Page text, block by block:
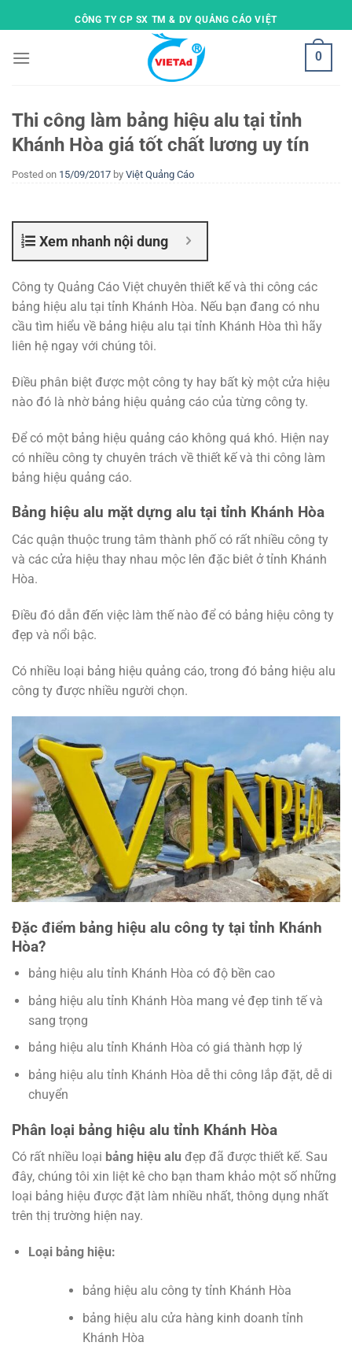
to
CÔNG TY CP SX TM & DV QUẢNG CÁO VIỆT
0
Thi công làm bảng hiệu alu tại tỉnh
Khánh Hòa giá tốt chất lương uy tín
Posted on 15/09/2017 by Việt Quảng Cáo
Xem nhanh nội dung
Công ty Quảng Cáo Việt chuyên thiết kế và thi công các
bảng hiệu alu tại tỉnh Khánh Hòa. Nếu bạn đang có nhu
cầu tìm hiểu về bảng hiệu alu tại tỉnh Khánh Hòa thì hãy
liên hệ ngay với chúng tôi.
Điều phân biệt được một công ty hay bất kỳ một cửa hiệu
nào đó là nhờ bảng hiệu quảng cáo của từng công ty.
Để có một bảng hiệu quảng cáo không quá khó. Hiện nay
có nhiều công ty chuyên trách về thiết kế và thi công làm
bảng hiệu quảng cáo.
Bảng hiệu alu mặt dựng alu tại tỉnh Khánh Hòa
Các quận thuộc trung tâm thành phố có rất nhiều công ty
và các cửa hiệu thay nhau mộc lên đặc biêt ở tỉnh Khánh
Hòa.
Điều đó dẫn đến việc làm thế nào để có bảng hiệu công ty
đẹp và nổi bậc.
Có nhiều loại bảng hiệu quảng cáo, trong đó bảng hiệu alu
công ty được nhiều người chọn.
Đặc điểm bảng hiệu alu công ty tại tỉnh Khánh
Hòa?
bảng hiệu alu tỉnh Khánh Hòa có độ bền cao
bảng hiệu alu tỉnh Khánh Hòa mang vẻ đẹp tinh tế và
sang trọng
bảng hiệu alu tỉnh Khánh Hòa có giá thành hợp lý
bảng hiệu alu tỉnh Khánh Hòa dễ thi công lắp đặt, dễ di
chuyển
Phân loại bảng hiệu alu tỉnh Khánh Hòa
Có rất nhiều loại bảng hiệu alu đẹp đã được thiết kế. Sau
đây, chúng tôi xin liệt kê cho bạn tham khảo một số những
loại bảng hiệu được đặt làm nhiều nhất, thông dụng nhất
trên thị trường hiện nay.
Loại bảng hiệu:
bảng hiệu alu công ty tỉnh Khánh Hòa
bảng hiệu alu cửa hàng kinh doanh tỉnh
Khánh Hòa